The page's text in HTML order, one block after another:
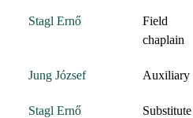
Stagl Ernő
Field
chaplain
Jung József Auxiliary
Stagl Ernő
Substitute